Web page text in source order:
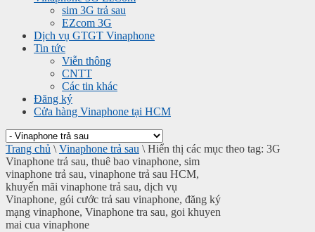
sim 3G trả sau
EZcom 3G
Dịch vụ GTGT Vinaphone
Tin tức
Viễn thông
CNTT
Các tin khác
Đăng ký
Cửa hàng Vinaphone tại HCM
Trang chủ \ Vinaphone trả sau \ Hiển thị các mục theo tag: 3G
Vinaphone trả sau, thuê bao vinaphone, sim
vinaphone trả sau, vinaphone trả sau HCM,
khuyến mãi vinaphone trả sau, dịch vụ
Vinaphone, gói cước trả sau vinaphone, đăng ký
mạng vinaphone, Vinaphone tra sau, goi khuyen
mai cua vinaphone